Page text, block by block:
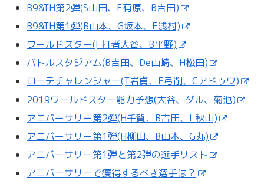
B9&TH第2弾(S山田、F有原、B吉田)
B9&TH第1弾(B山本、G坂本、E浅村)
ワールドスター(F打者大谷、B平野)
バトルスタジアム(B吉田、De山崎、H松田)
ローテチャレンジャー(T岩貞、E弓削、Cアドゥワ)
2019ワールドスター能力予想(大谷、ダル、菊池)
アニバーサリー第2弾(H千賀、B吉田、L秋山)
アニバーサリー第1弾(H柳田、B山本、G丸)
アニバーサリー第1弾と第2弾の選手リスト
アニバーサリーで獲得するべき選手は？